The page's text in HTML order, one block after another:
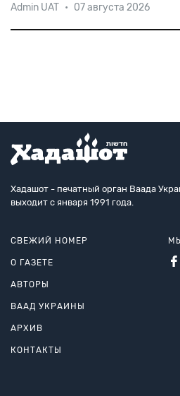
«Бриллиантового мяча» как
планеты, Лионель Месси
Admin UAT • 07 августа 2026
Хадашот - печатный орган Ваада
выходит с января 1991 года.
СВЕЖИЙ НОМЕР
О ГАЗЕТЕ
АВТОРЫ
ВААД УКРАИНЫ
АРХИВ
КОНТАКТЫ